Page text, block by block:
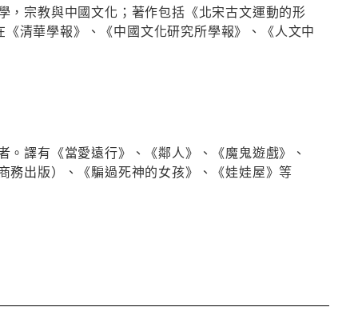
宗教與中國文化；著作包括《北宋古文運動的形
清華學報》、《中國文化研究所學報》、《人文中
譯有《當愛遠行》、《鄰人》、《魔鬼遊戲》、
務出版）、《騙過死神的女孩》、《娃娃屋》等